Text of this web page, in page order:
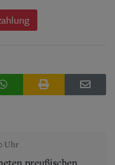
Uhr